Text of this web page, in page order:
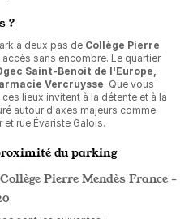
?
à deux pas de Collège Pierre
accès sans encombre. Le quartier
Saint-Benoit de l'Europe,
Vercruysse. Que vous
lieux invitent à la détente et à la
autour d'axes majeurs comme
et rue Évariste Galois.
du parking
Pierre Mendès France -